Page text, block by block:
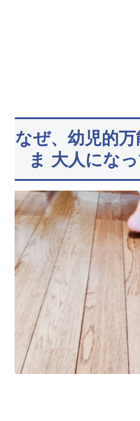
なぜ、幼児的
ま 大人にな